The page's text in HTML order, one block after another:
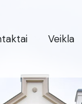
Veikla